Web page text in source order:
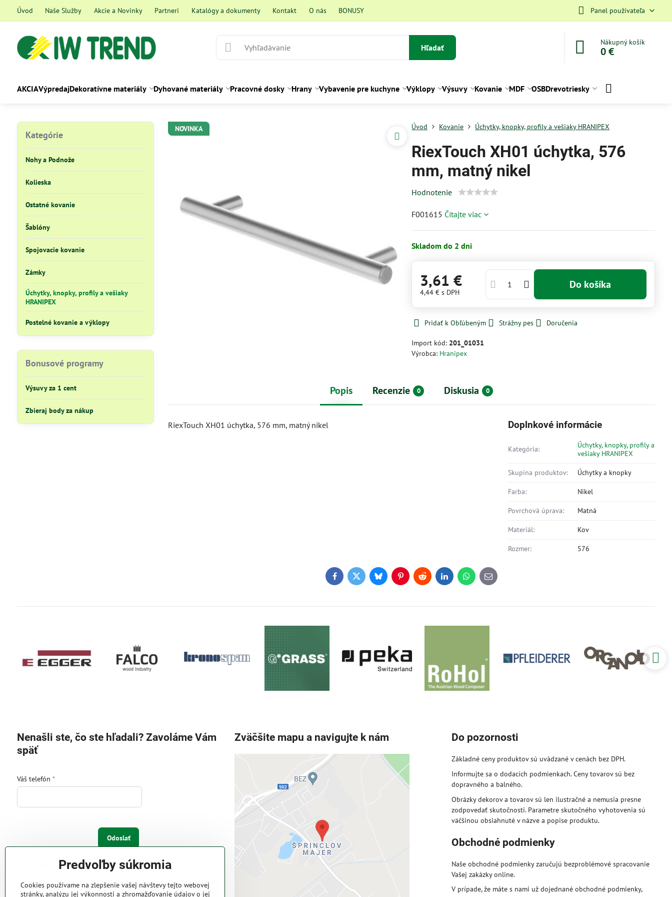
Úvod Naše Služby Akcie a Novinky Partneri Katalógy a dokumenty Kontakt O nás BONUSY Panel používateľa
Hľadať
Nákupný košík
0 €
AKCIAVýpredajDekoratívne materiály Dyhované materiály Pracovné dosky Hrany Vybavenie pre kuchyne Výklopy Výsuvy Kovanie MDF OSBDrevotriesky
NOVINKA Úvod Kovanie Úchytky, knopky, profily a vešiaky HRANIPEX
RiexTouch XH01 úchytka, 576
mm, matný nikel
Hodnotenie
F001615 Čítajte viac
Skladom do 2 dni
3,61 €
4,44 €s DPH
Do košíka
Pridať k Obľúbeným Strážny pes Doručenia
Import kód: 201_01031
Výrobca: Hranipex
Popis Recenzie 0 Diskusia 0
RiexTouch XH01 úchytka, 576 mm, matný nikel Doplnkové informácie
Kategória:
Úchytky, knopky, profily a
vešiaky HRANIPEX
Skupina produktov: Úchytky a knopky
Farba: Nikel
Povrchová úprava: Matná
Materiál: Kov
Rozmer: 576
FacebookTwitterBlueskyPinterestRedditLinkedInWhatsApp
E-
mail
Kategórie
Nohy a Podnože
Kolieska
Ostatné kovanie
Šablóny
Spojovacie kovanie
Zámky
Úchytky, knopky, profily a vešiaky
HRANIPEX
Postelné kovanie a výklopy
Bonusové programy
Výsuvy za 1 cent
Zbieraj body za nákup
Nenašli ste, čo ste hľadali? Zavoláme Vám
späť
Váš telefón *
Odoslať
IW Trend s.r.o.
Pri Majeri 6
Zväčšite mapu a navigujte k nám
Externý obsah je blokovaný
Prajete si načítať externý obsah?
Povoliť tentokrát
Povoliť a zapamätať - súhlas s druhom
cookie: Funkčné
Do pozornosti
Základné ceny produktov sú uvádzané v cenách bez DPH.
Informujte sa o dodacích podmienkach. Ceny tovarov sú bez
dopravného a balného.
Obrázky dekorov a tovarov sú len ilustračné a nemusia presne
zodpovedať skutočnosti. Parametre skutočného vyhotovenia sú
väčšinou obsiahnuté v názve a popise produktu.
Obchodné podmienky
Naše obchodné podmienky zaručujú bezproblémové spracovanie
Vašej zakázky online.
V prípade, že máte s nami už dojednané obchodné podmienky,
Predvoľby súkromia
Cookies používame na zlepšenie vašej návštevy tejto webovej
stránky, analýzu jej výkonnosti a zhromažďovanie údajov o jej